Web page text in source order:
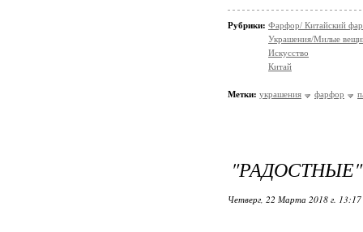
Рубрики: Фарфор/ Китайский
Украшения/Милые
Искусство
Китай
Метки: украшения фарфор
Четверг, 22 Марта 2018 г. 13:17